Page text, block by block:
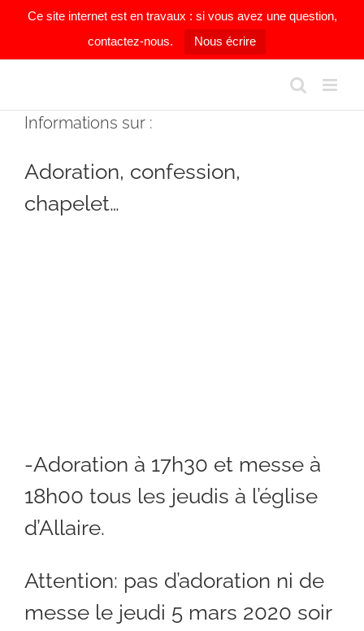
Ce site internet est en travaux : si vous avez une question,
contactez-nous.
Nous écrire
contenuInformations sur :
Adoration, confession,
chapelet…
-Adoration à 17h30 et messe à
18h00 tous les jeudis à l’église
d’Allaire.
Attention: pas d’adoration ni de
messe le jeudi 5 mars 2020 soir